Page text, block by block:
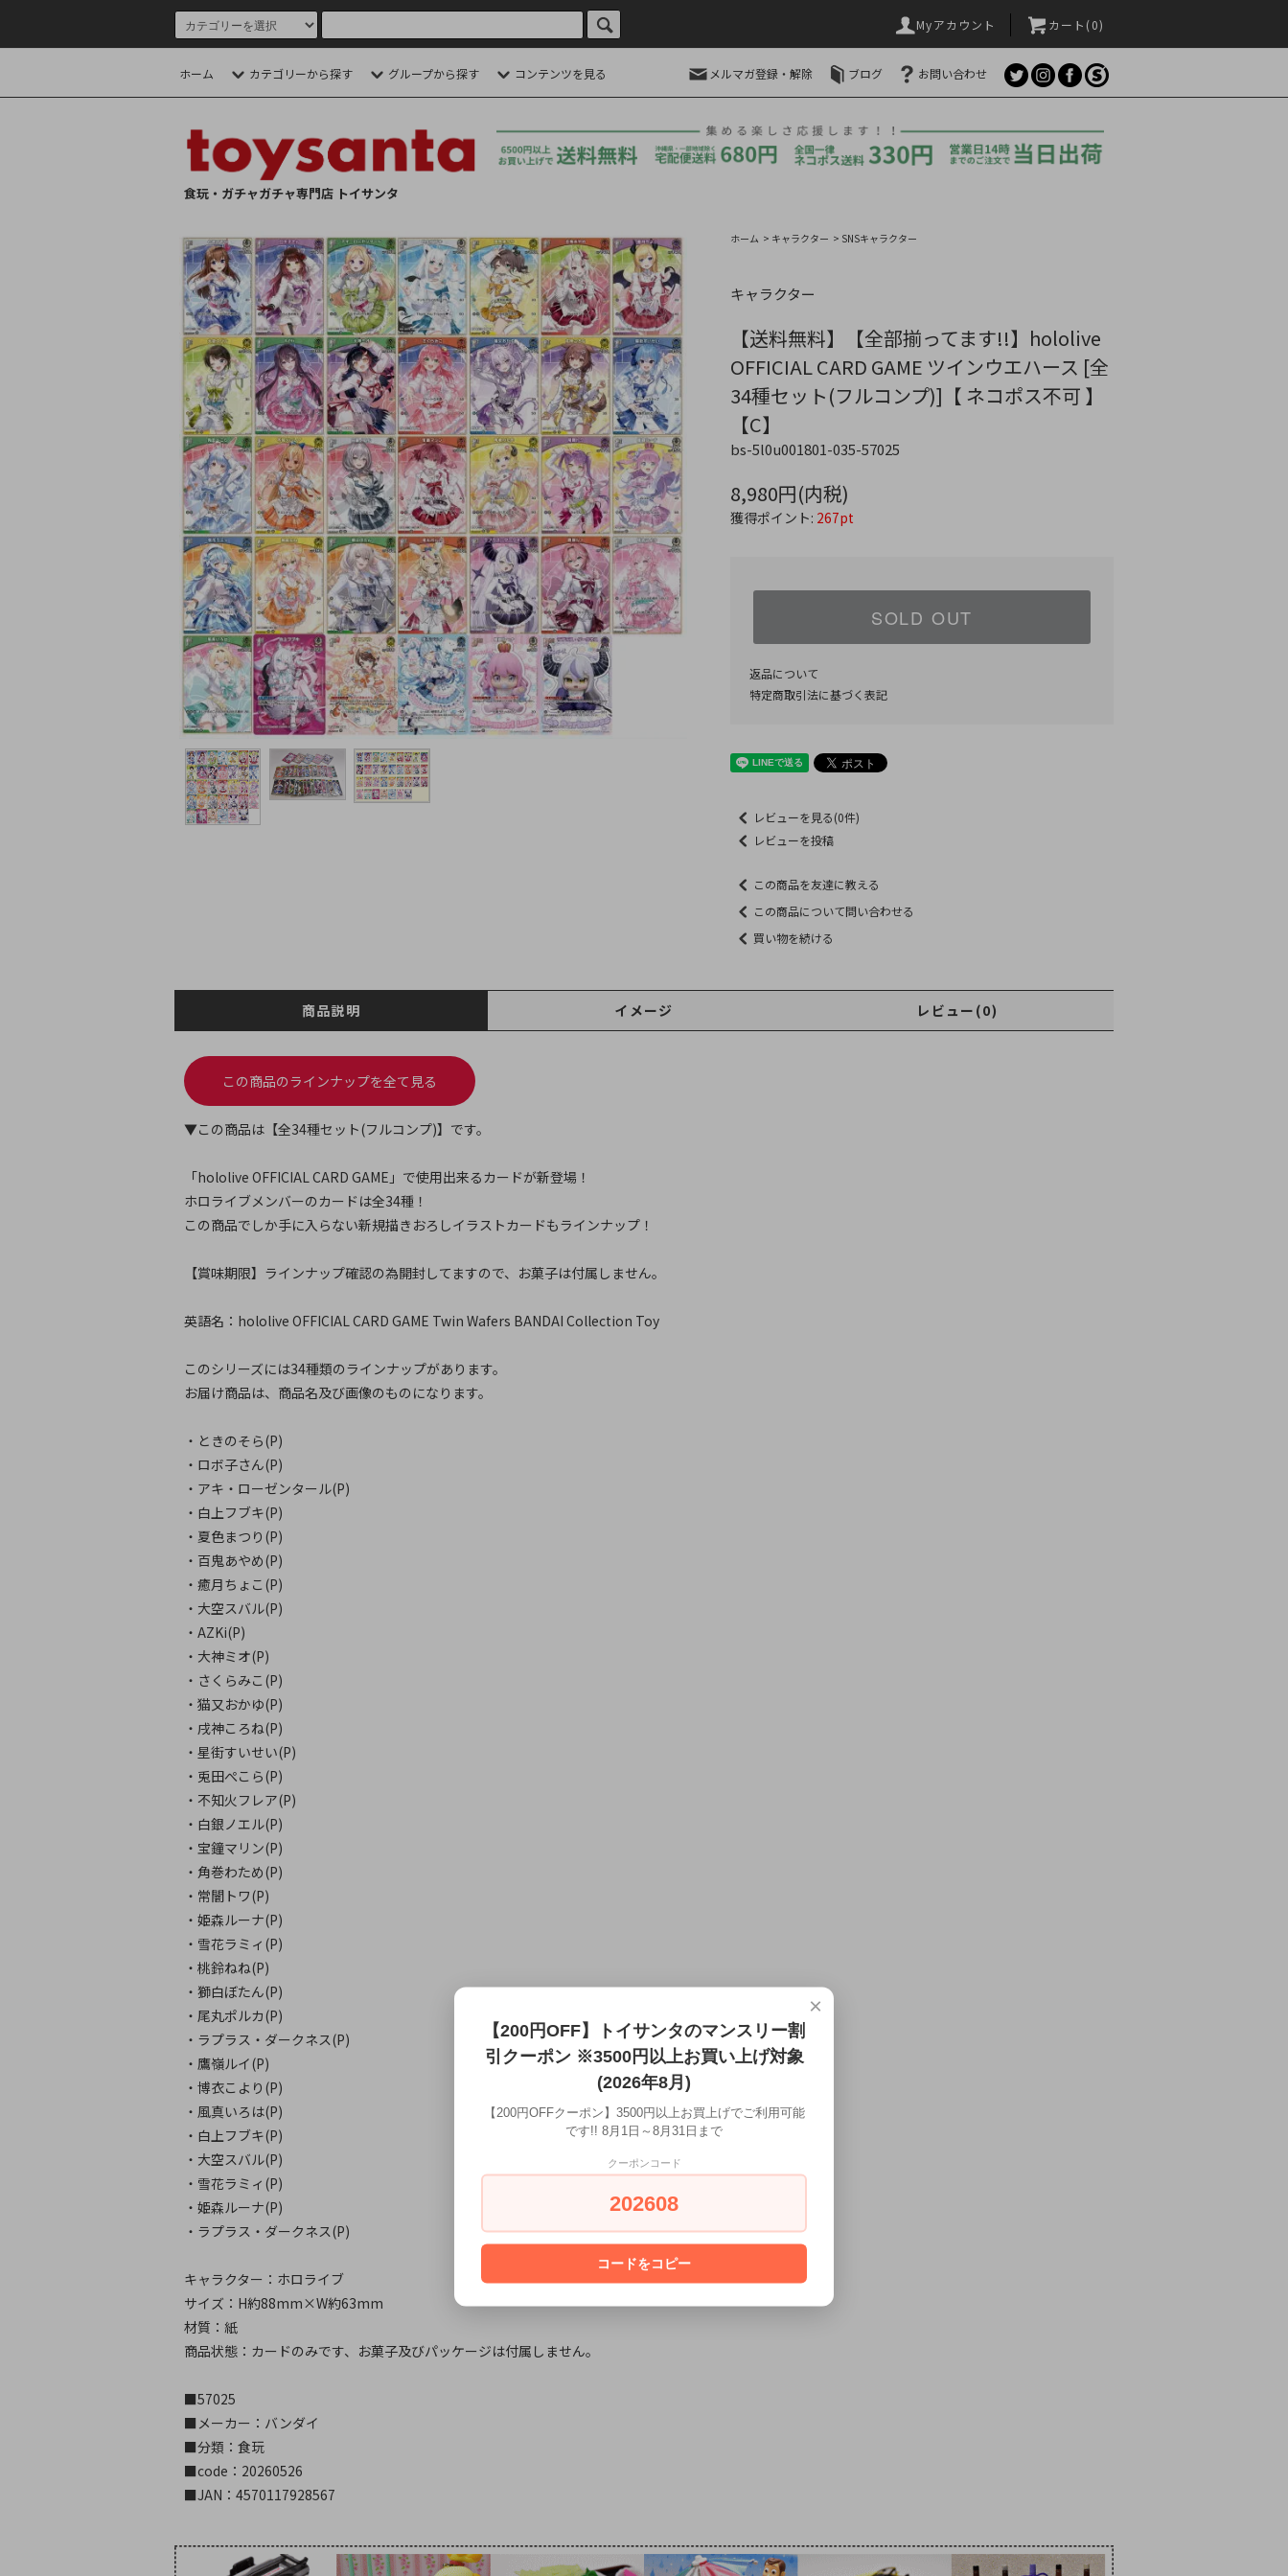
Myアカウント カート(0)
ホーム カテゴリーから探す グループから探す コンテンツを見る メルマガ登録・解除 ブログ お問い合わせ
食玩・ガチャガチャ専門店 トイサンタ
ホーム > キャラクター > SNSキャラクター
キャラクター
【送料無料】【全部揃ってます!!】hololive
OFFICIAL CARD GAME ツインウエハース [全
34種セット(フルコンプ)]【 ネコポス不可 】
【C】
bs-5l0u001801-035-57025
8,980円(内税)
獲得ポイント: 267pt
SOLD OUT
返品について
特定商取引法に基づく表記
レビューを見る(0件)
レビューを投稿
この商品を友達に教える
この商品について問い合わせる
買い物を続ける
商品説明 イメージ レビュー(0)
この商品のラインナップを全て見る
▼この商品は【全34種セット(フルコンプ)】です。
「hololive OFFICIAL CARD GAME」で使用出来るカードが新登場！
ホロライブメンバーのカードは全34種！
この商品でしか手に入らない新規描きおろしイラストカードもラインナップ！
【賞味期限】ラインナップ確認の為開封してますので、お菓子は付属しません。
英語名：hololive OFFICIAL CARD GAME Twin Wafers BANDAI Collection Toy
このシリーズには34種類のラインナップがあります。
お届け商品は、商品名及び画像のものになります。
・ときのそら(P)
・ロボ子さん(P)
・アキ・ローゼンタール(P)
・白上フブキ(P)
・夏色まつり(P)
・百鬼あやめ(P)
・癒月ちょこ(P)
・大空スバル(P)
・AZKi(P)
・大神ミオ(P)
・さくらみこ(P)
・猫又おかゆ(P)
・戌神ころね(P)
・星街すいせい(P)
・兎田ぺこら(P)
・不知火フレア(P)
・白銀ノエル(P)
・宝鐘マリン(P)
・角巻わため(P)
・常闇トワ(P)
・姫森ルーナ(P)
・雪花ラミィ(P)
・桃鈴ねね(P)
・獅白ぼたん(P)
・尾丸ポルカ(P)
・ラプラス・ダークネス(P)
・鷹嶺ルイ(P)
・博衣こより(P)
・風真いろは(P)
・白上フブキ(P)
・大空スバル(P)
・雪花ラミィ(P)
・姫森ルーナ(P)
・ラプラス・ダークネス(P)
キャラクター：ホロライブ
サイズ：H約88mm×W約63mm
材質：紙
商品状態：カードのみです、お菓子及びパッケージは付属しません。
■57025
■メーカー：バンダイ
■分類：食玩
■code：20260526
■JAN：4570117928567
×
【200円OFF】トイサンタのマンスリー割
引クーポン ※3500円以上お買い上げ対象
(2026年8月)
【200円OFFクーポン】3500円以上お買上げでご利用可能
です!! 8月1日～8月31日まで
クーポンコード
202608
コードをコピー